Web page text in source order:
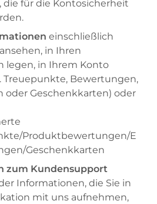
die für die Kontosicherheit
einschließlich
in Ihren
legen, in Ihrem Konto
Treuepunkte, Bewertungen,
oder Geschenkkarten) oder
Produktbewertungen/E
Geschenkkarten
zum Kundensupport
Informationen, die Sie in
mit uns aufnehmen,